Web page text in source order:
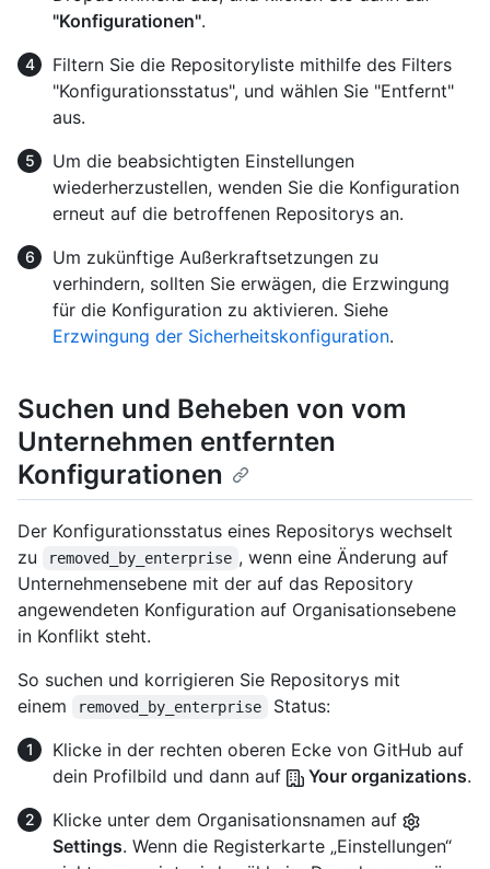
"Konfigurationen".
Filtern Sie die Repositoryliste mithilfe des Filters
"Konfigurationsstatus", und wählen Sie "Entfernt"
aus.
Um die beabsichtigten Einstellungen
wiederherzustellen, wenden Sie die Konfiguration
erneut auf die betroffenen Repositorys an.
Um zukünftige Außerkraftsetzungen zu
verhindern, sollten Sie erwägen, die Erzwingung
für die Konfiguration zu aktivieren. Siehe
Erzwingung der Sicherheitskonfiguration.
Suchen und Beheben von vom
Unternehmen entfernten
Konfigurationen
Der Konfigurationsstatus eines Repositorys wechselt
zu
removed_by_enterprise , wenn eine Änderung auf
Unternehmensebene mit der auf das Repository
angewendeten Konfiguration auf Organisationsebene
in Konflikt steht.
So suchen und korrigieren Sie Repositorys mit
einem
removed_by_enterprise
Status:
Klicke in der rechten oberen Ecke von GitHub auf
dein Profilbild und dann auf
Your organizations.
Klicke unter dem Organisationsnamen auf
Settings. Wenn die Registerkarte „Einstellungen“